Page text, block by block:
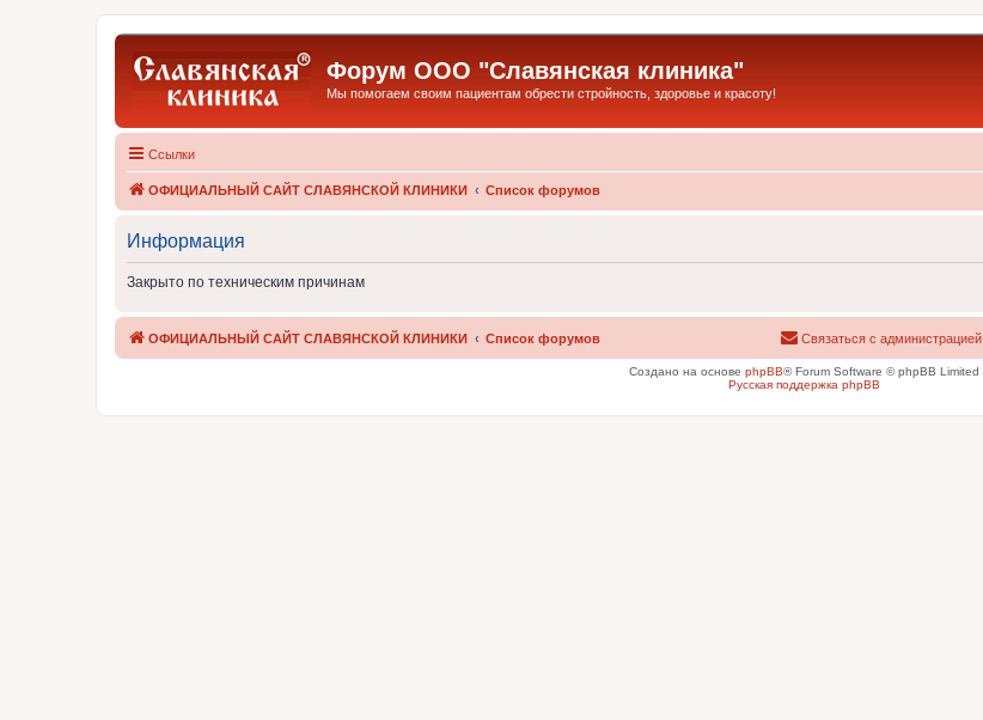
Форум ООО "Славянская клиника"
Мы помогаем своим пациентам обрести стройность, здоровье и красоту!
Ссылки
ОФИЦИАЛЬНЫЙ САЙТ СЛАВЯНСКОЙ КЛИНИКИ Список форумов
Информация
Закрыто по техническим причинам
ОФИЦИАЛЬНЫЙ САЙТ СЛАВЯНСКОЙ КЛИНИКИ Список форумов Связаться с администрацией
Создано на основе phpBB® Forum Software © phpBB Limited
Русская поддержка phpBB